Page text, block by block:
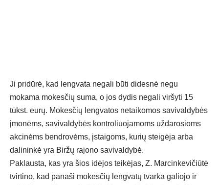
Ji pridūrė, kad lengvata negali būti didesnė negu
mokama mokesčių suma, o jos dydis negali viršyti 15
tūkst. eurų. Mokesčių lengvatos netaikomos savivaldybės
įmonėms, savivaldybės kontroliuojamoms uždarosioms
akcinėms bendrovėms, įstaigoms, kurių steigėja arba
dalininkė yra Biržų rajono savivaldybė.
Paklausta, kas yra šios idėjos teikėjas, Z. Marcinkevičiūtė
tvirtino, kad panaši mokesčių lengvatų tvarka galiojo ir